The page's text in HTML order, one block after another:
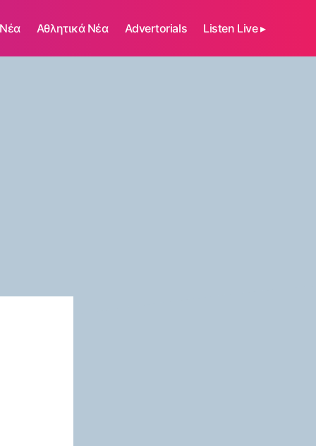
Αθλητικά Νέα Advertorials Listen Live ▸